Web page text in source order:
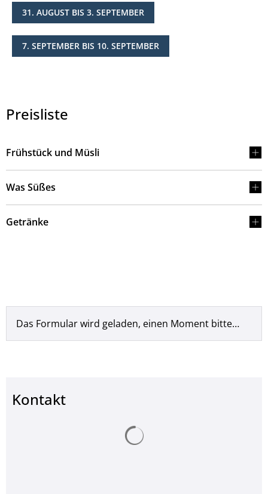
31. AUGUST BIS 3. SEPTEMBER
7. SEPTEMBER BIS 10. SEPTEMBER
Preisliste
Frühstück und Müsli
Was Süßes
Getränke
Das Formular wird geladen, einen Moment bitte…
Kontakt